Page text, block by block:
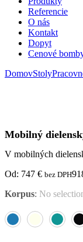
Referencie
O nás
Kontakt
Dopyt
Cenové
DomovStoly
Mobilný
V mobilných
Od: 747 € bez DPH
Korpus: No